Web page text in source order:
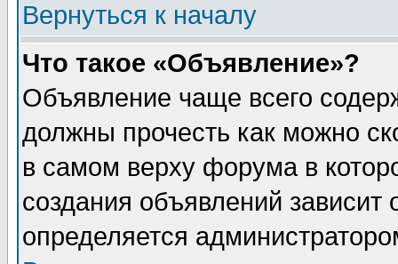
Вернуться к началу
Что такое «Объявление»?
Объявление чаще всего
должны прочесть как можно
в самом верху форума в
создания объявлений зависит
определяется